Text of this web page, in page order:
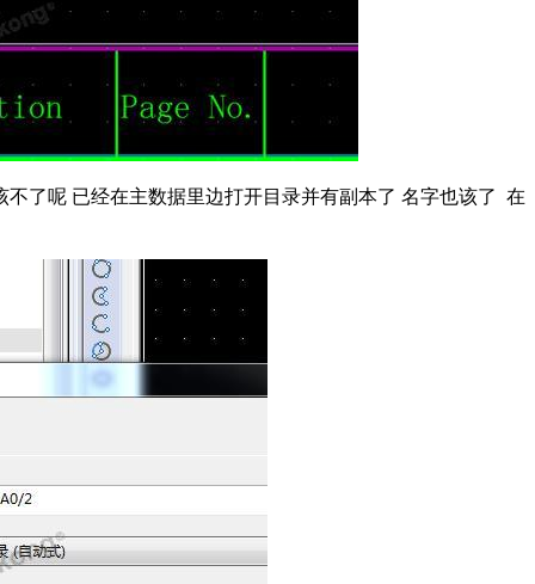
了呢 已经在主数据里边打开目录并有副本了 名字也该了 在